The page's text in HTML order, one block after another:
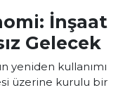
İnşaat
Gelecek
yeniden kullanımı
üzerine kurulu bir